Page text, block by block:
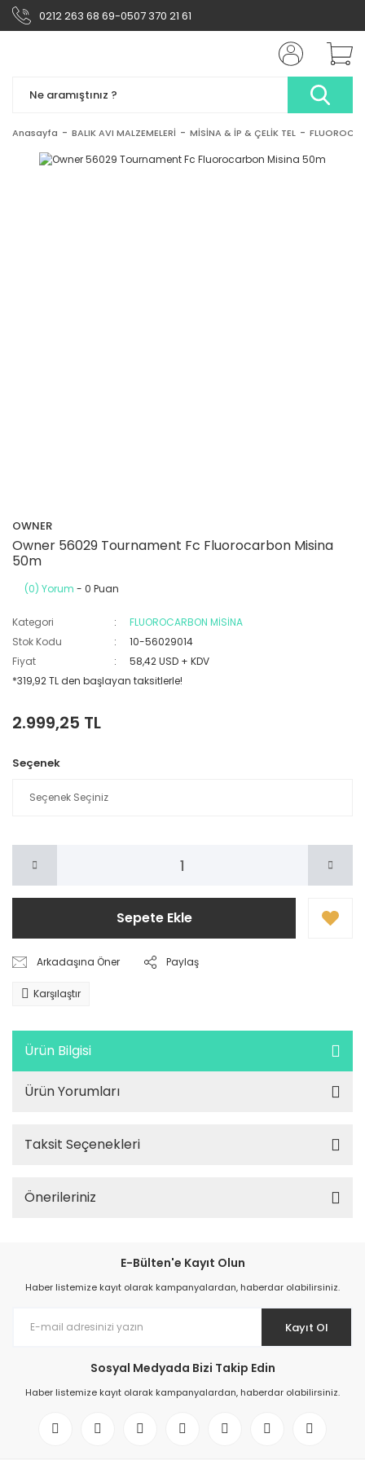
0212 263 68 69-0507 370 21 61
Anasayfa BALIK AVI MALZEMELERİ MİSİNA & İP & ÇELİK TEL
OWNER
Owner 56029 Tournament Fc Fluorocarbon Misina
50m
(0) Yorum - 0 Puan
Kategori
FLUOROCARBON MİSİNA
Stok Kodu
10-56029014
Fiyat
58,42 USD + KDV
*319,92 TL den başlayan taksitlerle!
2.999,25 TL
Seçenek
Sepete Ekle
Arkadaşına Öner Paylaş
Karşılaştır
Ürün Bilgisi
Ürün Yorumları
Taksit Seçenekleri
Önerileriniz
E-Bülten'e Kayıt Olun
Haber listemize kayıt olarak kampanyalardan, haberdar olabilirsiniz.
Kayıt Ol
Sosyal Medyada Bizi Takip Edin
Haber listemize kayıt olarak kampanyalardan, haberdar olabilirsiniz.